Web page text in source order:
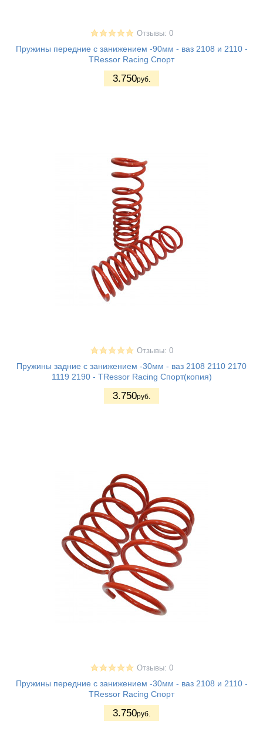
Отзывы: 0
Пружины передние с занижением -90мм - ваз 2108 и 2110 -
TRessor Racing Спорт
3.750руб.
Отзывы: 0
Пружины задние с занижением -30мм - ваз 2108 2110 2170
1119 2190 - TRessor Racing Спорт(копия)
3.750руб.
Отзывы: 0
Пружины передние с занижением -30мм - ваз 2108 и 2110 -
TRessor Racing Спорт
3.750руб.